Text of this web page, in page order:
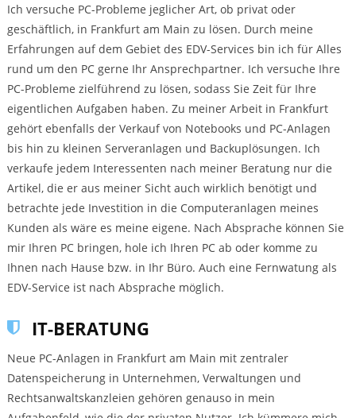
Ich versuche PC-Probleme jeglicher Art, ob privat oder
geschäftlich, in Frankfurt am Main zu lösen. Durch meine
Erfahrungen auf dem Gebiet des EDV-Services bin ich für Alles
rund um den PC gerne Ihr Ansprechpartner. Ich versuche Ihre
PC-Probleme zielführend zu lösen, sodass Sie Zeit für Ihre
eigentlichen Aufgaben haben. Zu meiner Arbeit in Frankfurt
gehört ebenfalls der Verkauf von Notebooks und PC-Anlagen
bis hin zu kleinen Serveranlagen und Backuplösungen. Ich
verkaufe jedem Interessenten nach meiner Beratung nur die
Artikel, die er aus meiner Sicht auch wirklich benötigt und
betrachte jede Investition in die Computeranlagen meines
Kunden als wäre es meine eigene. Nach Absprache können Sie
mir Ihren PC bringen, hole ich Ihren PC ab oder komme zu
Ihnen nach Hause bzw. in Ihr Büro. Auch eine Fernwatung als
EDV-Service ist nach Absprache möglich.
IT-BERATUNG
Neue PC-Anlagen in Frankfurt am Main mit zentraler
Datenspeicherung in Unternehmen, Verwaltungen und
Rechtsanwaltskanzleien gehören genauso in mein